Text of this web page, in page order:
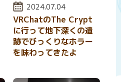
投稿日:
2024.07.04
VRChatのThe Crypt
に行って地下深くの遺
跡でびっくりなホラー
を味わってきたよ